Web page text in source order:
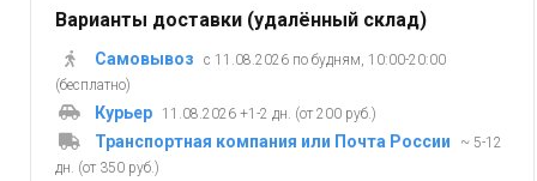
Варианты доставки (удалённый склад)
Самовывоз
с 11.08.2026 по будням, 10:00-20:00
(бесплатно)
Курьер 11.08.2026 +1-2 дн. (от 200 руб.)
Транспортная компания или Почта России
~ 5-12
дн. (от 350 руб.)